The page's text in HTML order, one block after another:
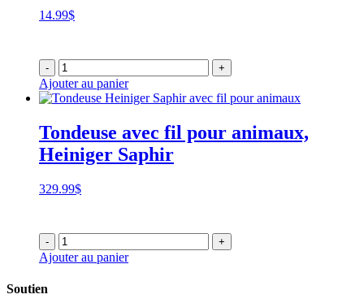
14.99$
- +
Ajouter au panier
Tondeuse avec fil pour animaux,
Heiniger Saphir
329.99$
- +
Ajouter au panier
Soutien